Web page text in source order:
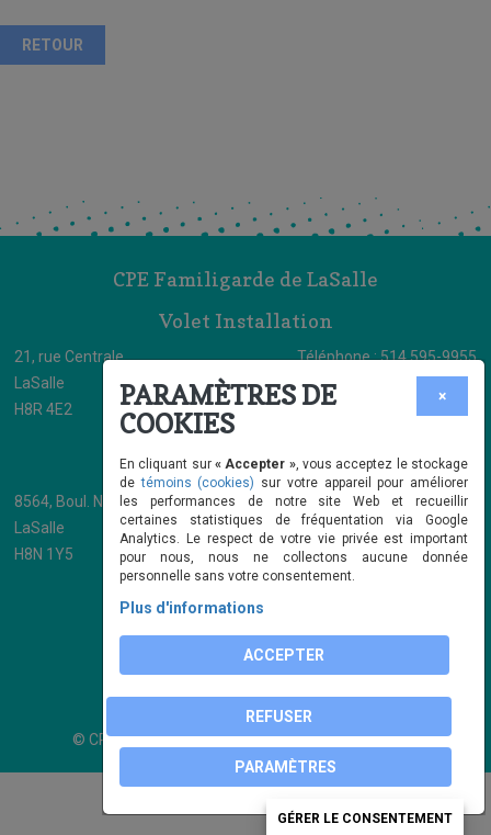
RETOUR
CPE Familigarde de LaSalle
Volet Installation
21, rue Centrale
Téléphone : 514 595-9955
LaSalle
Télécopieur : 514 595-9673
H8R 4E2
info@cpefamiligarde.com
Volet Bureau Coordonnateur
8564, Boul. Newman Suite 206
Téléphone : 514 595-9955
LaSalle
Télécopieur : 514 595-9673
H8N 1Y5
info@cpefamiligarde.com
© CPE Familigarde, 2018 | Conception web :ViGlob
×
PARAMÈTRES DE
COOKIES
En cliquant sur « Accepter », vous acceptez le stockage
detémoins (cookies) sur votre appareil pour améliorer
les performances de notre site Web et recueillir
certaines statistiques de fréquentation via Google
Analytics. Le respect de votre vie privée est important
pour nous, nous ne collectons aucune donnée
personnelle sans votre consentement.
Plus d'informations
ACCEPTER
REFUSER
PARAMÈTRES
GÉRER LE CONSENTEMENT